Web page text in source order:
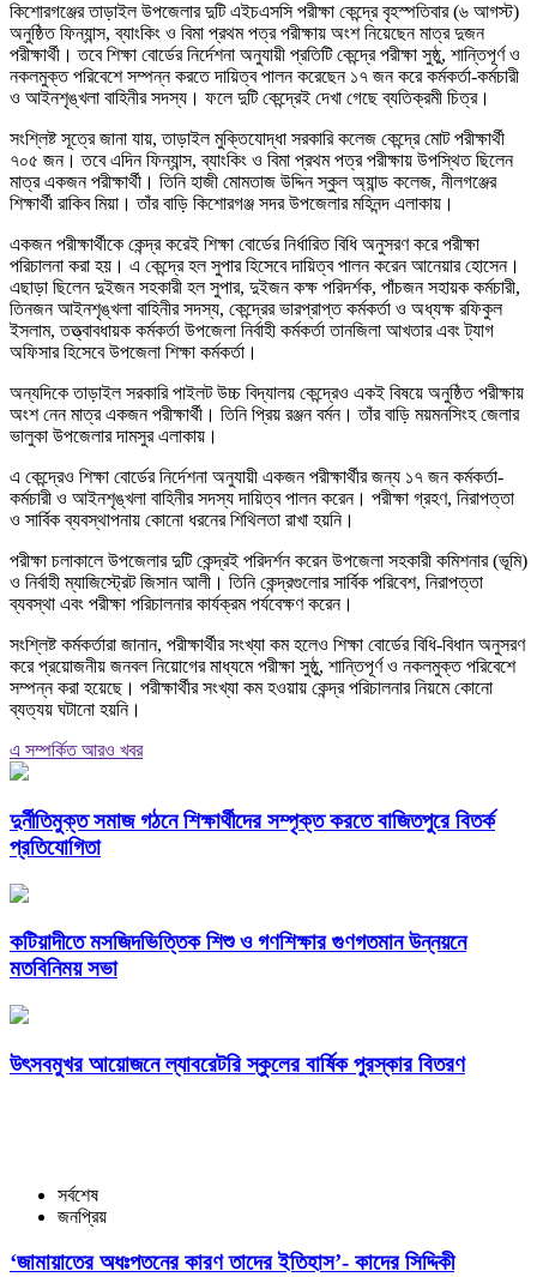
কিশোরগঞ্জের তাড়াইল উপজেলার দুটি এইচএসসি পরীক্ষা কেন্দ্রে বৃহস্পতিবার (৬ আগস্ট)
অনুষ্ঠিত ফিন্যান্স, ব্যাংকিং ও বিমা প্রথম পত্র পরীক্ষায় অংশ নিয়েছেন মাত্র দুজন
পরীক্ষার্থী। তবে শিক্ষা বোর্ডের নির্দেশনা অনুযায়ী প্রতিটি কেন্দ্রে পরীক্ষা সুষ্ঠু, শান্তিপূর্ণ ও
নকলমুক্ত পরিবেশে সম্পন্ন করতে দায়িত্ব পালন করেছেন ১৭ জন করে কর্মকর্তা-কর্মচারী
ও আইনশৃঙ্খলা বাহিনীর সদস্য। ফলে দুটি কেন্দ্রেই দেখা গেছে ব্যতিক্রমী চিত্র।
সংশ্লিষ্ট সূত্রে জানা যায়, তাড়াইল মুক্তিযোদ্ধা সরকারি কলেজ কেন্দ্রে মোট পরীক্ষার্থী
৭০৫ জন। তবে এদিন ফিন্যান্স, ব্যাংকিং ও বিমা প্রথম পত্র পরীক্ষায় উপস্থিত ছিলেন
মাত্র একজন পরীক্ষার্থী। তিনি হাজী মোমতাজ উদ্দিন স্কুল অ্যান্ড কলেজ, নীলগঞ্জের
শিক্ষার্থী রাকিব মিয়া। তাঁর বাড়ি কিশোরগঞ্জ সদর উপজেলার মহিনন্দ এলাকায়।
একজন পরীক্ষার্থীকে কেন্দ্র করেই শিক্ষা বোর্ডের নির্ধারিত বিধি অনুসরণ করে পরীক্ষা
পরিচালনা করা হয়। এ কেন্দ্রে হল সুপার হিসেবে দায়িত্ব পালন করেন আনেয়ার হোসেন।
এছাড়া ছিলেন দুইজন সহকারী হল সুপার, দুইজন কক্ষ পরিদর্শক, পাঁচজন সহায়ক কর্মচারী,
তিনজন আইনশৃঙ্খলা বাহিনীর সদস্য, কেন্দ্রের ভারপ্রাপ্ত কর্মকর্তা ও অধ্যক্ষ রফিকুল
ইসলাম, তত্ত্বাবধায়ক কর্মকর্তা উপজেলা নির্বাহী কর্মকর্তা তানজিলা আখতার এবং ট্যাগ
অফিসার হিসেবে উপজেলা শিক্ষা কর্মকর্তা।
অন্যদিকে তাড়াইল সরকারি পাইলট উচ্চ বিদ্যালয় কেন্দ্রেও একই বিষয়ে অনুষ্ঠিত পরীক্ষায়
অংশ নেন মাত্র একজন পরীক্ষার্থী। তিনি প্রিয় রঞ্জন বর্মন। তাঁর বাড়ি ময়মনসিংহ জেলার
ভালুকা উপজেলার দামসুর এলাকায়।
এ কেন্দ্রেও শিক্ষা বোর্ডের নির্দেশনা অনুযায়ী একজন পরীক্ষার্থীর জন্য ১৭ জন কর্মকর্তা-
কর্মচারী ও আইনশৃঙ্খলা বাহিনীর সদস্য দায়িত্ব পালন করেন। পরীক্ষা গ্রহণ, নিরাপত্তা
ও সার্বিক ব্যবস্থাপনায় কোনো ধরনের শিথিলতা রাখা হয়নি।
পরীক্ষা চলাকালে উপজেলার দুটি কেন্দ্রই পরিদর্শন করেন উপজেলা সহকারী কমিশনার (ভূমি)
ও নির্বাহী ম্যাজিস্ট্রেট জিসান আলী। তিনি কেন্দ্রগুলোর সার্বিক পরিবেশ, নিরাপত্তা
ব্যবস্থা এবং পরীক্ষা পরিচালনার কার্যক্রম পর্যবেক্ষণ করেন।
সংশ্লিষ্ট কর্মকর্তারা জানান, পরীক্ষার্থীর সংখ্যা কম হলেও শিক্ষা বোর্ডের বিধি-বিধান অনুসরণ
করে প্রয়োজনীয় জনবল নিয়োগের মাধ্যমে পরীক্ষা সুষ্ঠু, শান্তিপূর্ণ ও নকলমুক্ত পরিবেশে
সম্পন্ন করা হয়েছে। পরীক্ষার্থীর সংখ্যা কম হওয়ায় কেন্দ্র পরিচালনার নিয়মে কোনো
ব্যত্যয় ঘটানো হয়নি।
এ সম্পর্কিত আরও খবর
দুর্নীতিমুক্ত সমাজ গঠনে শিক্ষার্থীদের সম্পৃক্ত করতে বাজিতপুরে বিতর্ক
প্রতিযোগিতা
কটিয়াদীতে মসজিদভিত্তিক শিশু ও গণশিক্ষার গুণগতমান উন্নয়নে
মতবিনিময় সভা
উৎসবমুখর আয়োজনে ল্যাবরেটরি স্কুলের বার্ষিক পুরস্কার বিতরণ
সর্বশেষ
জনপ্রিয়
‘জামায়াতের অধঃপতনের কারণ তাদের ইতিহাস’- কাদের সিদ্দিকী